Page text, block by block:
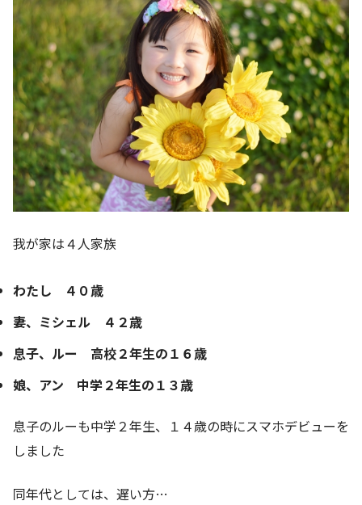
我が家は４人家族
わたし ４０歳
妻、ミシェル ４２歳
息子、ルー 高校２年生の１６歳
娘、アン 中学２年生の１３歳
息子のルーも中学２年生、１４歳の時にスマホデビューを
しました
同年代としては、遅い方…